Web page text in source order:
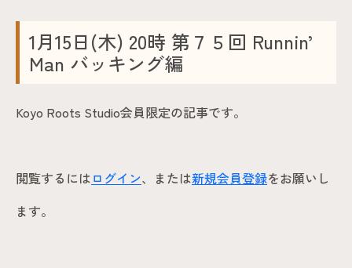
1月15日(木) 20時 第７５回 Runnin’
Man バッキング編
Koyo Roots Studio会員限定の記事です。
閲覧するにはログイン、または新規会員登録をお願いし
ます。